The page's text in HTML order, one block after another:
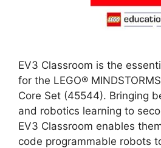
EV3 Classroom is the
for the LEGO®
Core Set (45544). Bringing
and robotics learning to
EV3 Classroom enables
code programmable robots